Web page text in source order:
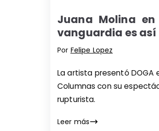
Juana Molina
vanguardia es así
Por Felipe Lopez
La artista presentó DOGA
Columnas con su
rupturista.
Leer más